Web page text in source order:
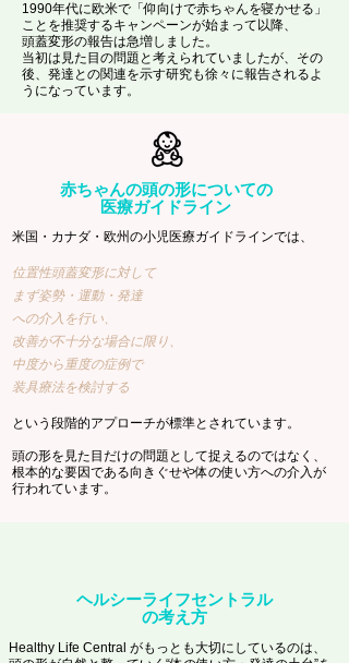
1990年代に欧米で「仰向けで赤ちゃんを寝かせる」
ことを推奨するキャンペーンが始まって以降、
頭蓋変形の報告は急増しました。
当初は見た目の問題と考えられていましたが、その
後、発達との関連を示す研究も徐々に報告されるよ
うになっています。
赤ちゃんの頭の形についての
医療ガイドライン
米国・カナダ・欧州の小児医療ガイドラインでは、
位置性頭蓋変形に対して
まず姿勢・運動・発達
への介入を行い、
改善が不十分な場合に限り、
中度から重度の症例で
装具療法を検討する
という段階的アプローチが標準とされています。
​頭の形を見た目だけの問題として捉えるのではなく、
根本的な要因である向きぐせや体の使い方への介入が
行われています。
​ヘルシーライフセントラル
の考え方
Healthy Life Central がもっとも大切にしているのは、